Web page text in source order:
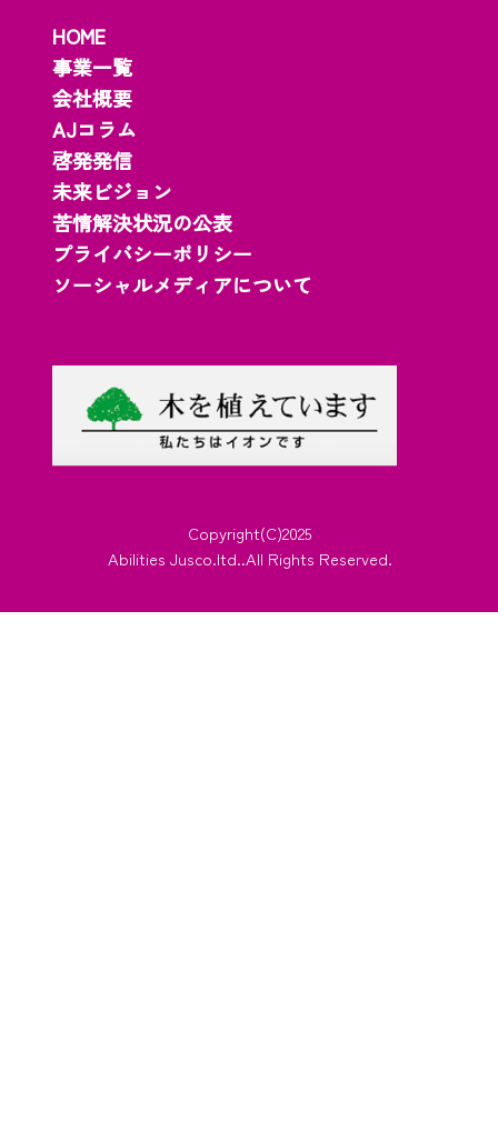
HOME
事業一覧
会社概要
AJコラム
啓発発信
未来ビジョン
苦情解決状況の公表
プライバシーポリシー
ソーシャルメディアについて
Copyright(C)2025
Abilities Jusco.ltd..All Rights Reserved.